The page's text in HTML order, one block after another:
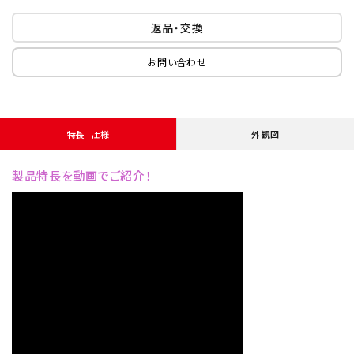
返品・交換
お問い合わせ
特長・仕様 外観図
製品特長を動画でご紹介！